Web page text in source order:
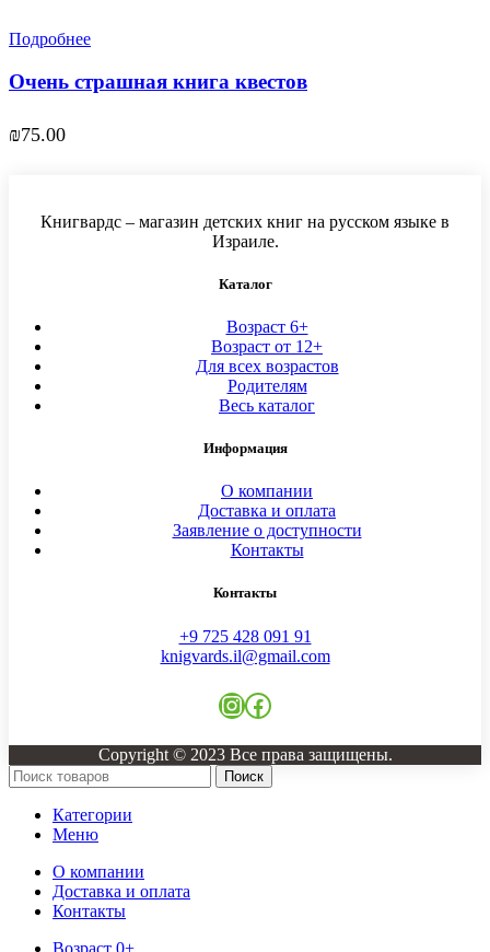
Подробнее
Очень страшная книга квестов
₪75.00
Книгвардс – магазин детских книг на русском языке в
Израиле.
Каталог
Возраст 6+
Возраст от 12+
Для всех возрастов
Родителям
Весь каталог
Информация
О компании
Доставка и оплата
Заявление о доступности
Контакты
Контакты
+9 725 428 091 91
knigvards.il@gmail.com
Instagram
Facebook
Copyright © 2023 Все права защищены.
Поиск
Категории
Меню
О компании
Доставка и оплата
Контакты
Возраст 0+